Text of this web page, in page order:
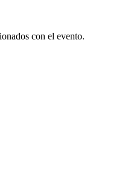
con el evento.